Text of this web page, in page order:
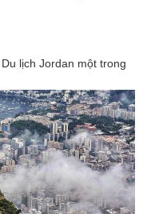
lịch Jordan một trong